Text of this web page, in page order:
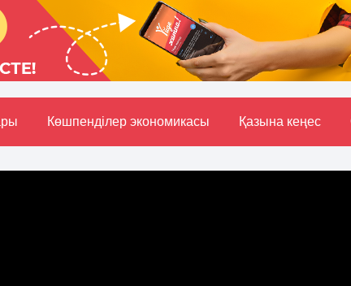
Көшпенділер экономикасы Қазына кеңес